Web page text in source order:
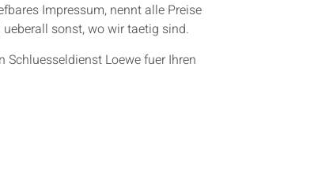
Impressum, nennt alle Preise
sonst, wo wir taetig sind.
Schluesseldienst Loewe fuer Ihren